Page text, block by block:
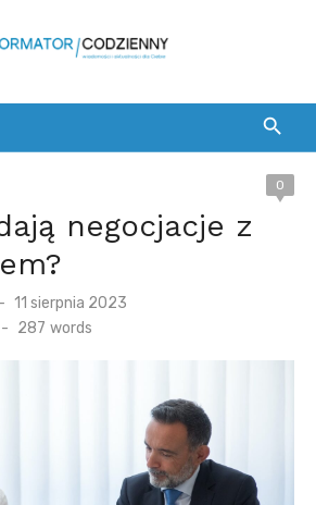
0
negocjacje z
Posted
on
11 sierpnia 2023
- 287 words